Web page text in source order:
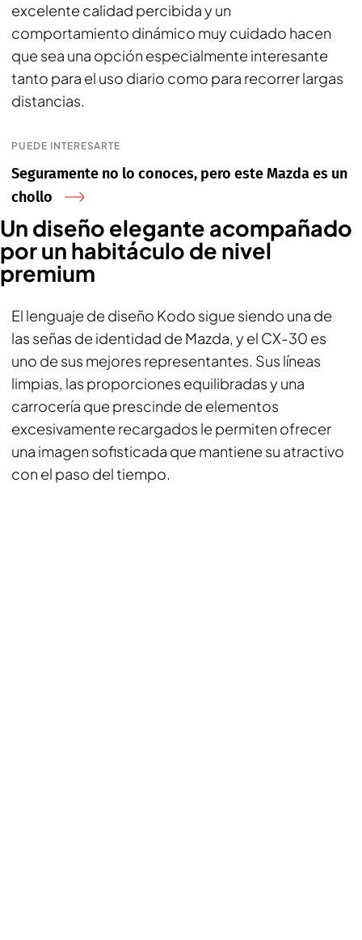
excelente calidad percibida y un
comportamiento dinámico muy cuidado hacen
que sea una opción especialmente interesante
tanto para el uso diario como para recorrer largas
distancias.
PUEDE INTERESARTE
Seguramente no lo conoces, pero este Mazda es un
chollo
Un diseño elegante acompañado
por un habitáculo de nivel
premium
El lenguaje de diseño Kodo sigue siendo una de
las señas de identidad de Mazda, y el CX-30 es
uno de sus mejores representantes. Sus líneas
limpias, las proporciones equilibradas y una
carrocería que prescinde de elementos
excesivamente recargados le permiten ofrecer
una imagen sofisticada que mantiene su atractivo
con el paso del tiempo.